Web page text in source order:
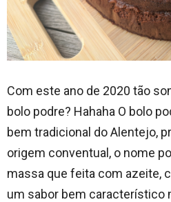
Com este ano de 2020 tão
bolo podre? Hahaha O bolo
bem tradicional do Alentejo,
origem conventual, o nome
massa que feita com azeite,
um sabor bem característico